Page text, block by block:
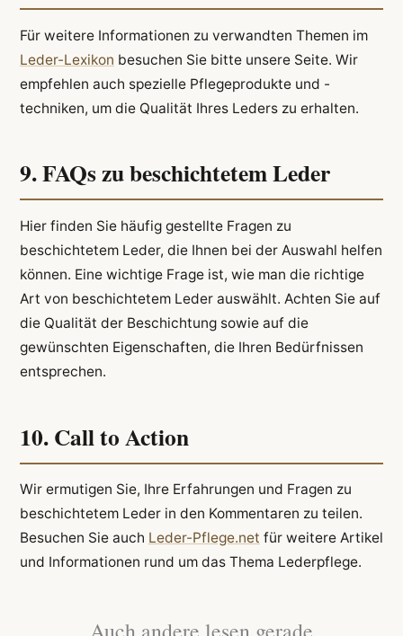
Für weitere Informationen zu verwandten Themen im
Leder-Lexikon besuchen Sie bitte unsere Seite. Wir
empfehlen auch spezielle Pflegeprodukte und -
techniken, um die Qualität Ihres Leders zu erhalten.
9. FAQs zu beschichtetem Leder
Hier finden Sie häufig gestellte Fragen zu
beschichtetem Leder, die Ihnen bei der Auswahl helfen
können. Eine wichtige Frage ist, wie man die richtige
Art von beschichtetem Leder auswählt. Achten Sie auf
die Qualität der Beschichtung sowie auf die
gewünschten Eigenschaften, die Ihren Bedürfnissen
entsprechen.
10. Call to Action
Wir ermutigen Sie, Ihre Erfahrungen und Fragen zu
beschichtetem Leder in den Kommentaren zu teilen.
Besuchen Sie auch Leder-Pflege.net für weitere Artikel
und Informationen rund um das Thema Lederpflege.